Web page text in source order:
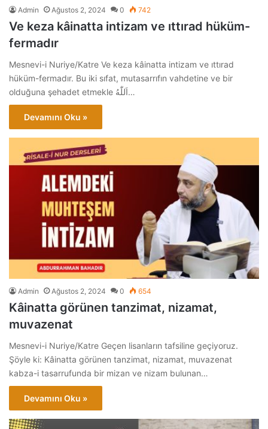
Admin Ağustos 2, 2024 0 742
Ve keza kâinatta intizam ve ıttırad hüküm-
fermadır
Mesnevi-i Nuriye/Katre Ve keza kâinatta intizam ve ıttırad
hüküm-fermadır. Bu iki sıfat, mutasarrıfın vahdetine ve bir
olduğuna şehadet etmekle اَللّٰهُ…
Devamını Oku »
Admin Ağustos 2, 2024 0 654
Kâinatta görünen tanzimat, nizamat,
muvazenat
Mesnevi-i Nuriye/Katre Geçen lisanların tafsiline geçiyoruz.
Şöyle ki: Kâinatta görünen tanzimat, nizamat, muvazenat
kabza-i tasarrufunda bir mizan ve nizam bulunan…
Devamını Oku »